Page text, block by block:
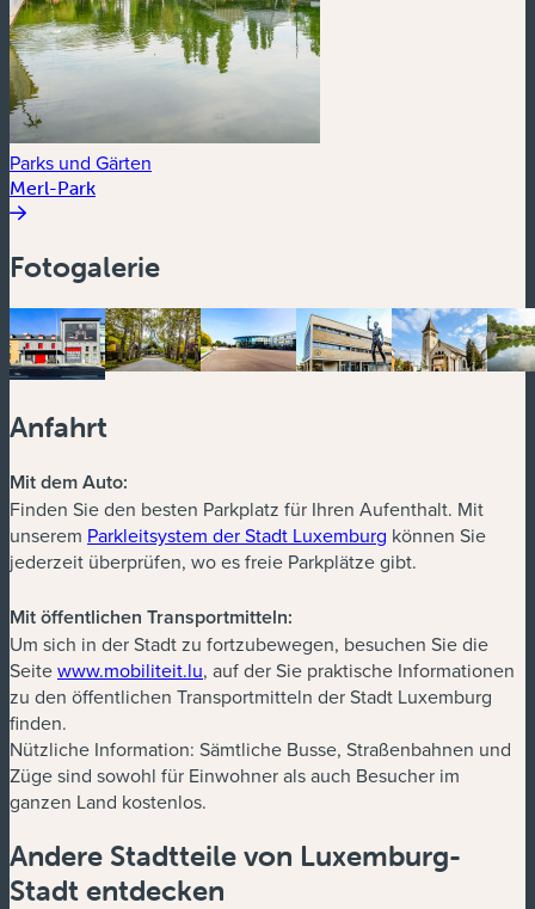
Parks und Gärten
Merl-Park
Fotogalerie
Anfahrt
Mit dem Auto:
Finden Sie den besten Parkplatz für Ihren Aufenthalt. Mit
unserem Parkleitsystem der Stadt Luxemburg können Sie
jederzeit überprüfen, wo es freie Parkplätze gibt.
Mit öffentlichen Transportmitteln:
Um sich in der Stadt zu fortzubewegen, besuchen Sie die
Seitewww.mobiliteit.lu, auf der Sie praktische Informationen
zu den öffentlichen Transportmitteln der Stadt Luxemburg
finden.
Nützliche Information: Sämtliche Busse, Straßenbahnen und
Züge sind sowohl für Einwohner als auch Besucher im
ganzen Land kostenlos.
Andere Stadtteile von Luxemburg-
Stadt entdecken